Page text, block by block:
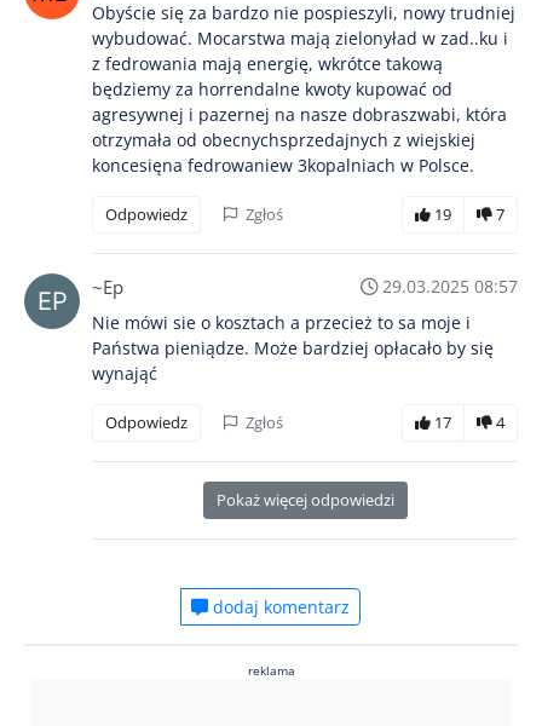
Obyście się za bardzo nie pospieszyli, nowy trudniej
wybudować. Mocarstwa mają zielonyład w zad..ku i
z fedrowania mają energię, wkrótce takową
będziemy za horrendalne kwoty kupować od
agresywnej i pazernej na nasze dobraszwabi, która
otrzymała od obecnychsprzedajnych z wiejskiej
koncesięna fedrowaniew 3kopalniach w Polsce.
Odpowiedz Zgłoś 19 7
~Ep
29.03.2025 08:57
Nie mówi sie o kosztach a przecież to sa moje i
Państwa pieniądze. Może bardziej opłacało by się
wynająć
Odpowiedz Zgłoś 17 4
Pokaż więcej odpowiedzi
dodaj komentarz
reklama